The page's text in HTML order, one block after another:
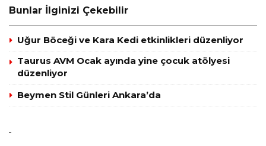
Bunlar İlginizi Çekebilir
Uğur Böceği ve Kara Kedi etkinlikleri düzenliyor
Taurus AVM Ocak ayında yine çocuk atölyesi
düzenliyor
Beymen Stil Günleri Ankara’da